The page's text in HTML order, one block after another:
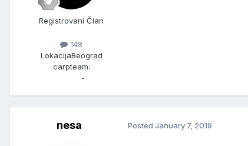
Registrovani Član
148
LokacijaBeograd
carpteam:
-
nesa Posted January 7, 2019